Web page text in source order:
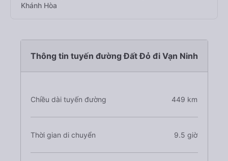
Khánh Hòa
Thông tin tuyến đường Đất Đỏ đi Vạn Ninh
Chiều dài tuyến đường 449 km
Thời gian di chuyển 9.5 giờ